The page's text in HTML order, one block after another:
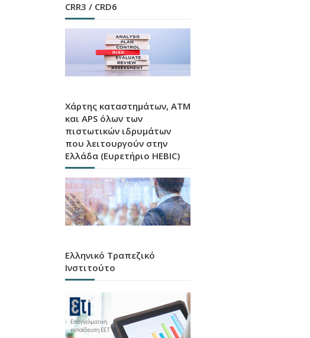
CRR3 / CRD6
Χάρτης καταστημάτων, ATM
και APS όλων των
πιστωτικών ιδρυμάτων
που λειτουργούν στην
Ελλάδα (Ευρετήριο HEBIC)
Ελληνικό Τραπεζικό
Ινστιτούτο